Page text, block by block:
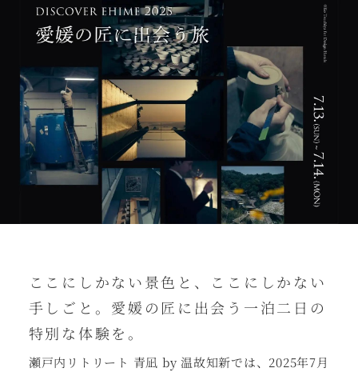
ここにしかない景色と、ここにしかない
手しごと。愛媛の匠に出会う一泊二日の
特別な体験を。
瀬戸内リトリート 青凪 by 温故知新では、2025年7月